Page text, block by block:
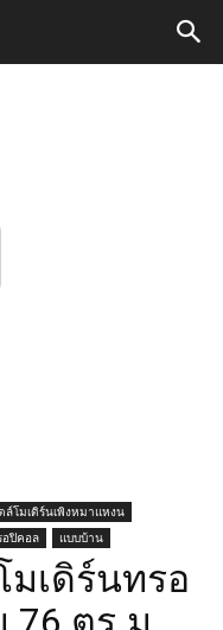
ล์โมเดิร์นเพิงหมาแหงน
อปิคอล แบบบ้าน
เดิร์นทรอ